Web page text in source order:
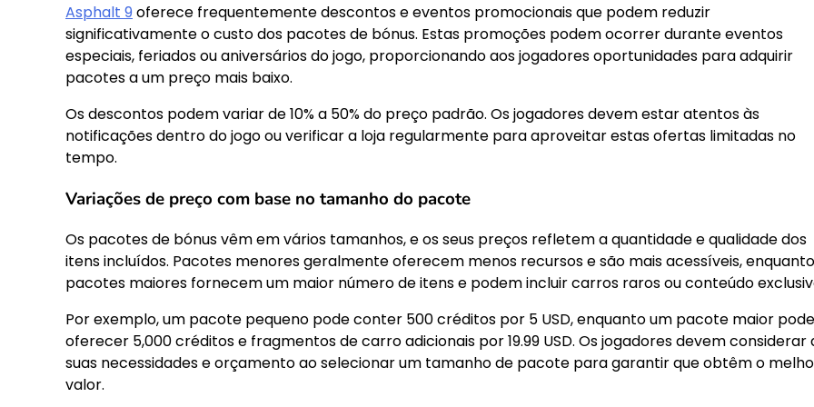
Asphalt 9 oferece frequentemente descontos e eventos promocionais que podem reduzir
significativamente o custo dos pacotes de bónus. Estas promoções podem ocorrer durante eventos
especiais, feriados ou aniversários do jogo, proporcionando aos jogadores oportunidades para adquirir
pacotes a um preço mais baixo.
Os descontos podem variar de 10% a 50% do preço padrão. Os jogadores devem estar atentos às
notificações dentro do jogo ou verificar a loja regularmente para aproveitar estas ofertas limitadas no
tempo.
Variações de preço com base no tamanho do pacote
Os pacotes de bónus vêm em vários tamanhos, e os seus preços refletem a quantidade e qualidade dos
itens incluídos. Pacotes menores geralmente oferecem menos recursos e são mais acessíveis, enquanto
pacotes maiores fornecem um maior número de itens e podem incluir carros raros ou conteúdo
Por exemplo, um pacote pequeno pode conter 500 créditos por 5 USD, enquanto um pacote maior pode
oferecer 5,000 créditos e fragmentos de carro adicionais por 19.99 USD. Os jogadores devem considerar
suas necessidades e orçamento ao selecionar um tamanho de pacote para garantir que obtêm o
valor.